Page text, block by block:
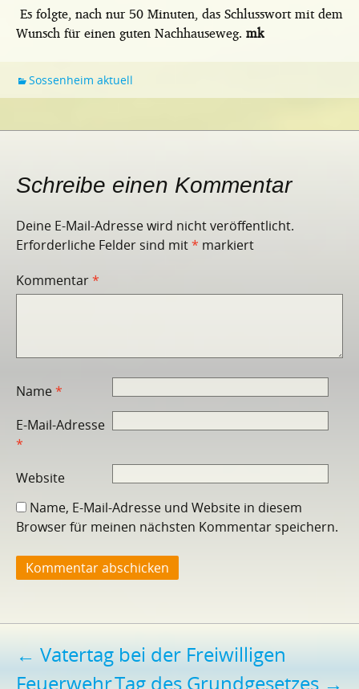
Es folgte, nach nur 50 Minuten, das Schlusswort mit dem
Wunsch für einen guten Nachhauseweg. mk
Sossenheim aktuell
Schreibe einen Kommentar
Deine E-Mail-Adresse wird nicht veröffentlicht.
Erforderliche Felder sind mit* markiert
Kommentar*
Name*
E-Mail-Adresse
*
Website
Name, E-Mail-Adresse und Website in diesem
Browser für meinen nächsten Kommentar speichern.
Beitragsnavigation
← Vatertag bei der Freiwilligen
FeuerwehrTag des Grundgesetzes →